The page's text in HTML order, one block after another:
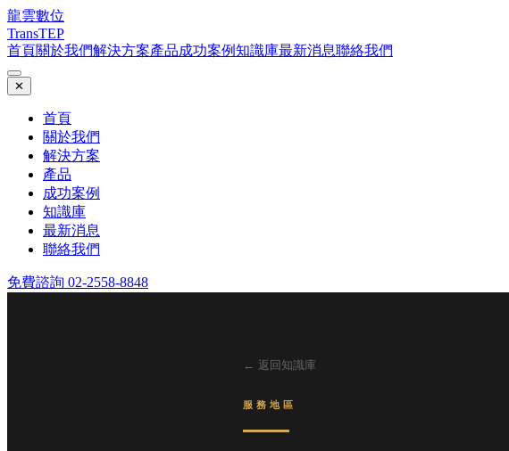
龍雲數位
TransTEP
首頁關於我們解決方案產品成功案例知識庫最新消息聯絡我們
✕
首頁
關於我們
解決方案
產品
成功案例
知識庫
最新消息
聯絡我們
免費諮詢 02-2558-8848
← 返回知識庫
服務地區